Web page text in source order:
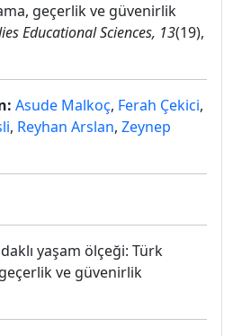
geçerlik ve güvenirlik
Educational Sciences, 13(19),
Asude Malkoç, Ferah Çekici,
, Reyhan Arslan, Zeynep
yaşam ölçeği: Türk
ve güvenirlik